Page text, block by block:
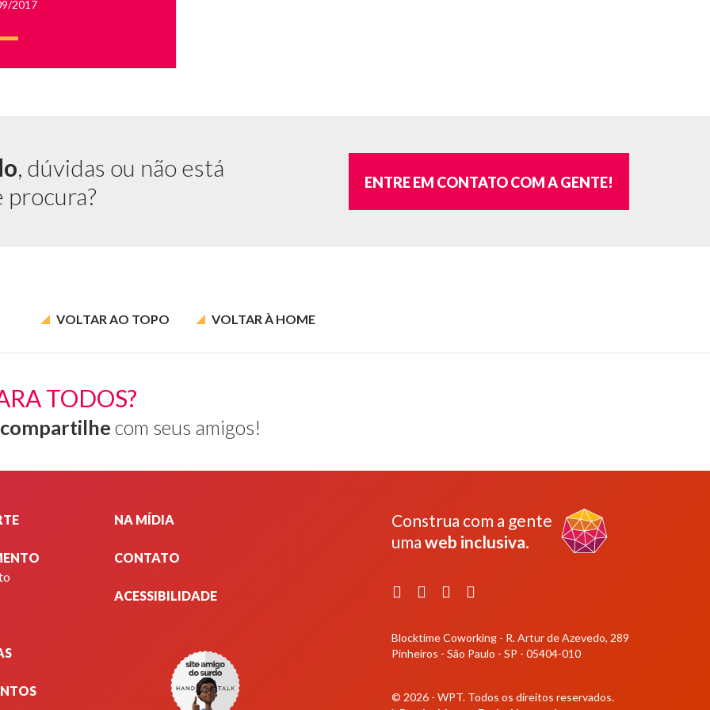
2017
, dúvidas ou não está
ENTRE EM CONTATO COM A GENTE!
VOLTAR AO TOPO VOLTAR À HOME
TODOS?
compartilhe com seus amigos!
NA MÍDIA
CONTATO
ACESSIBILIDADE
Construa com a gente
uma web inclusiva.
Facebook
Instagram
YouTube
Blocktime Coworking - R. Artur de Azevedo, 289
Pinheiros - São Paulo - SP - 05404-010
© 2026 - WPT. Todos os direitos reservados.